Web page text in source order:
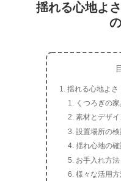
揺れる心地よ
揺れる心地よさ
くつろぎの
素材とデザイ
設置場所の
揺れ心地の
お手入れ方法
様々な活用